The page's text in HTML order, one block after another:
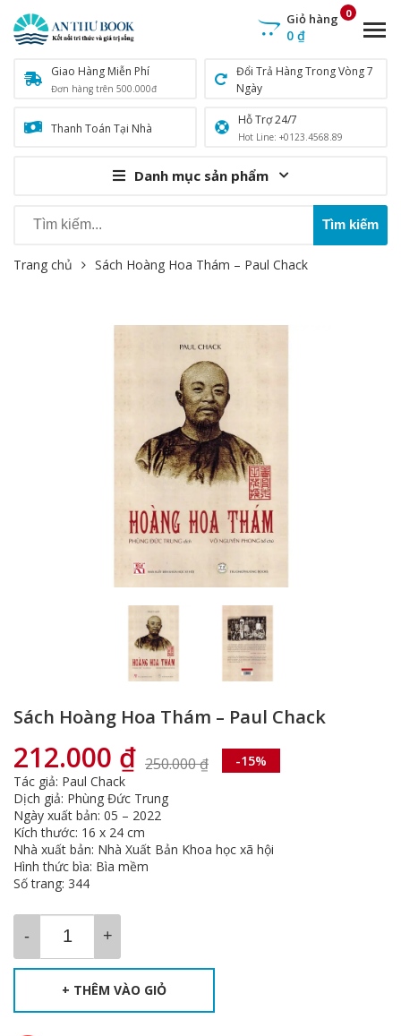
Giao Hàng Miễn Phí
Đơn hàng trên 500.000đ
Đổi Trả Hàng Trong Vòng 7
Ngày
Thanh Toán Tại Nhà
Hỗ Trợ 24/7
Hot Line: +0123.4568.89
Danh mục sản phẩm
Giỏ hàng
0 ₫
0
Trang chủ Sách Hoàng Hoa Thám – Paul Chack
Sách Hoàng Hoa Thám – Paul Chack
250.000₫
Giá
gốc
là:
250.000 ₫.
212.000 ₫
Giá
hiện
tại
là:
212.000 ₫.
-15%
Tác giả: Paul Chack
Dịch giả: Phùng Đức Trung
Ngày xuất bản: 05 – 2022
Kích thước: 16 x 24 cm
Nhà xuất bản: Nhà Xuất Bản Khoa học xã hội
Hình thức bìa: Bìa mềm
Số trang: 344
+ THÊM VÀO GIỎ